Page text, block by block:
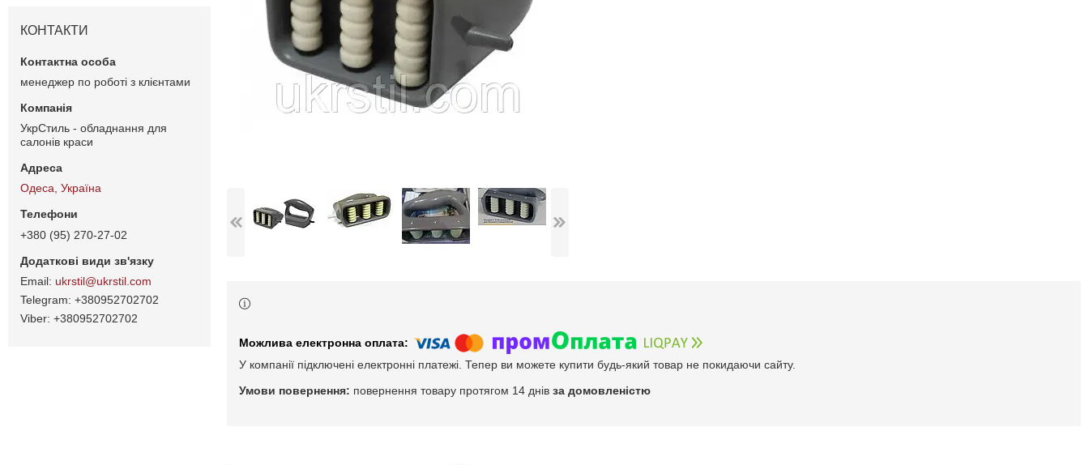
У компанії підключені електронні платежі. Тепер ви можете купити будь-який товар не покидаючи сайту.
повернення товару протягом 14 днів за домовленістю
КОНТАКТИ
менеджер по роботі з клієнтами
УкрСтиль - обладнання для
салонів краси
Одеса, Україна
+380 (95) 270-27-02
ukrstil@ukrstil.com
+380952702702
+380952702702